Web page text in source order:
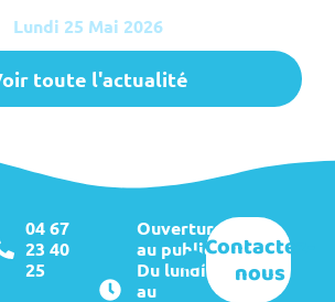
Lundi 25 Mai 2026
toute l'actualité
04 67
23 40
25
Ouverture
au public :
Du lundi
au
Contactez-
nous